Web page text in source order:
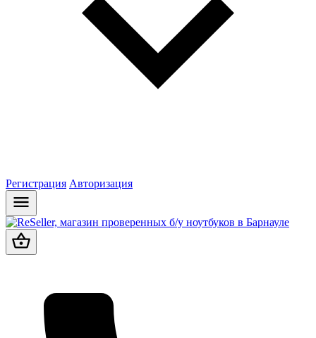
Регистрация Авторизация